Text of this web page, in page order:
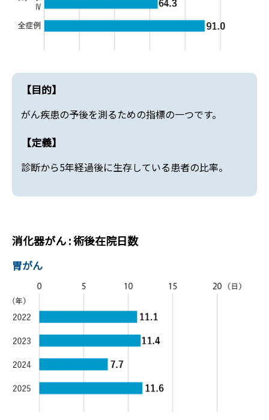
【目的】
がん疾患の予後を測るための指標の一つです。
【定義】
診断から5年経過後に生存している患者の比率。
消化器がん : 術後在院日数
胃がん